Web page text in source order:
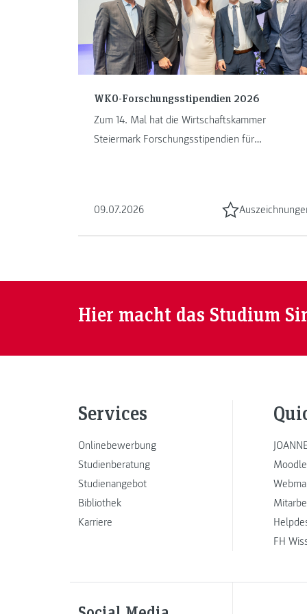
WKO-Forschungsstipendien 2026
Zum 14. Mal hat die Wirtschaftskammer
Steiermark Forschungsstipendien für
09.07.2026
Hier macht das Studium
Services
Onlinebewerbung
Studienberatung
Studienangebot
Bibliothek
Karriere
FH